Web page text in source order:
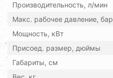
Производительность, л/мин
Макс. рабочее давление, бар
Мощность, кВт
Присоед. размер, дюймы
Габариты, см